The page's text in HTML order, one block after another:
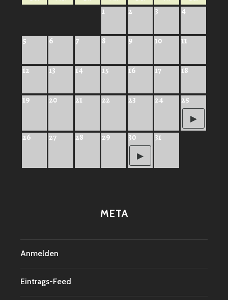
1 2 3 4
5 6 7 8 9 10 11
12 13 14 15 16 17 18
19 20 21 22 23 24 25
26 27 28 29 30 31
META
Anmelden
Eintrags-Feed